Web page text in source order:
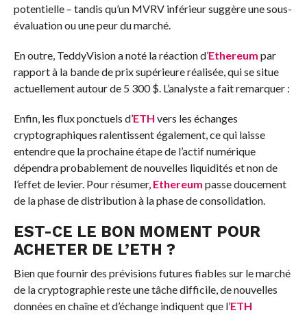
potentielle – tandis qu’un MVRV inférieur suggère une sous-
évaluation ou une peur du marché.
En outre, TeddyVision a noté la réaction d’Ethereum par
rapport à la bande de prix supérieure réalisée, qui se situe
actuellement autour de 5 300 $. L’analyste a fait remarquer :
Enfin, les flux ponctuels d’ETH vers les échanges
cryptographiques ralentissent également, ce qui laisse
entendre que la prochaine étape de l’actif numérique
dépendra probablement de nouvelles liquidités et non de
l’effet de levier. Pour résumer, Ethereum passe doucement
de la phase de distribution à la phase de consolidation.
EST-CE LE BON MOMENT POUR
ACHETER DE L’ETH ?
Bien que fournir des prévisions futures fiables sur le marché
de la cryptographie reste une tâche difficile, de nouvelles
données en chaîne et d’échange indiquent que l’ETH